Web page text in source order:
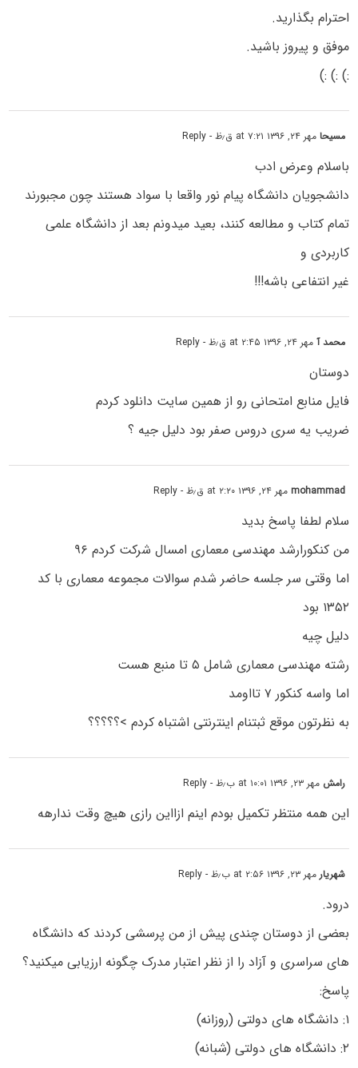
احترام بگذارید.
موفق و پیروز باشید.
:) :) :)
مسیحامهر ۲۴, ۱۳۹۶ at ۷:۲۱ ق٫ظ - Reply
باسلام وعرض ادب
دانشجویان دانشگاه پیام نور واقعا با سواد هستند چون مجبورند
تمام کتاب و مطالعه کنند، بعید میدونم بعد از دانشگاه علمی
کاربردی و
غیر انتفاعی باشه!!!
محمد آمهر ۲۴, ۱۳۹۶ at ۲:۴۵ ق٫ظ - Reply
دوستان
فایل منابع امتحانی رو از همین سایت دانلود کردم
ضریب یه سری دروس صفر بود دلیل جیه ؟
mohammadمهر ۲۴, ۱۳۹۶ at ۲:۲۰ ق٫ظ - Reply
سلام لطفا پاسخ بدید
من کنکورارشد مهندسی معماری امسال شرکت کردم ۹۶
اما وقتی سر جلسه حاضر شدم سوالات مجموعه معماری با کد
۱۳۵۲ بود
دلیل چیه
رشته مهندسی معماری شامل ۵ تا منبع هست
اما واسه کنکور ۷ تااومد
به نظرتون موقع ثبتنام اینترنتی اشتباه کردم >؟؟؟؟؟
رامش مهر ۲۳, ۱۳۹۶ at ۱۰:۰۱ ب٫ظ - Reply
این همه منتظر تکمیل بودم اینم ازااین رازی هیچ وقت ندارهه
شهریار مهر ۲۳, ۱۳۹۶ at ۲:۵۶ ب٫ظ - Reply
درود.
بعضی از دوستان چندی پیش از من پرسشی کردند که دانشگاه
های سراسری و آزاد را از نظر اعتبار مدرک چگونه ارزیابی میکنید؟
پاسخ:
۱: دانشگاه های دولتی (روزانه)
۲: دانشگاه های دولتی (شبانه)